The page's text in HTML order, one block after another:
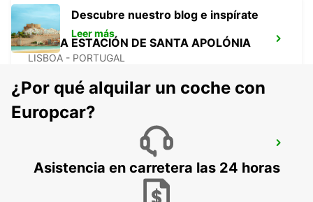
LISBOA ESTACIÓN DE SANTA APOLÓNIA
LISBOA - PORTUGAL
SINES - PORTUGAL
Descubre nuestro blog e inspírate
Leer más
¿Por qué alquilar un coche con
Europcar?
Asistencia en carretera las 24 horas